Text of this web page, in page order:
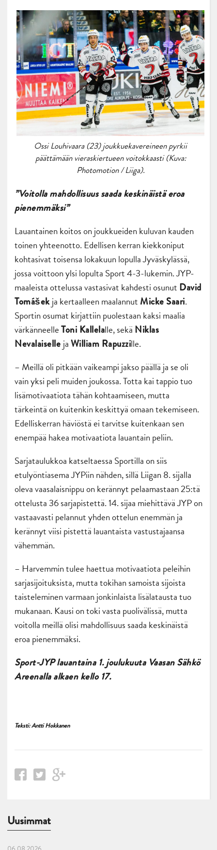
Ossi Louhivaara (23) joukkuekavereineen pyrkii
päättämään vieraskiertueen voitokkaasti (Kuva:
Photomotion / Liiga).
”Voitolla mahdollisuus saada keskinäistä eroa
pienemmäksi”
Lauantainen koitos on joukkueiden kuluvan kauden
toinen yhteenotto. Edellisen kerran kiekkoniput
kohtasivat toisensa lokakuun lopulla Jyväskylässä,
jossa voittoon ylsi lopulta Sport 4-3-lukemin. JYP-
maaleista ottelussa vastasivat kahdesti osunut David
Tomášekja kertaalleen maalannut Micke Saari.
Sportin osumat kirjattiin puolestaan kaksi maalia
värkänneelleToni Kallelalle, sekä Niklas
Nevalaiselle jaWilliam Rapuzzille.
– Meillä oli pitkään vaikeampi jakso päällä ja se oli
vain yksi peli muiden joukossa. Totta kai tappio tuo
lisämotivaatiota tähän kohtaamiseen, mutta
tärkeintä on kuitenkin keskittyä omaan tekemiseen.
Edelliskerran häviöstä ei tarvitse kuitenkaan sen
enempää hakea motivaatiota lauantain peliin.
Sarjataulukkoa katseltaessa Sportilla on siis
etulyöntiasema JYPiin nähden, sillä Liigan 8. sijalla
oleva vaasalaisnippu on kerännyt pelaamastaan 25:tä
ottelusta 36 sarjapistettä. 14. sijaa miehittävä JYP on
vastaavasti pelannut yhden ottelun enemmän ja
kerännyt viisi pistettä lauantaista vastustajaansa
vähemmän.
– Harvemmin tulee haettua motivaatiota peleihin
sarjasijoituksista, mutta tokihan samoista sijoista
taisteleminen varmaan jonkinlaista lisälatausta tuo
mukanaan. Kausi on toki vasta puolivälissä, mutta
voitolla meillä olisi mahdollisuus saada keskinäistä
eroa pienemmäksi.
Sport-JYP lauantaina 1. joulukuuta Vaasan Sähkö
Areenalla alkaen kello 17.
Teksti: Antti Hokkanen
Uusimmat